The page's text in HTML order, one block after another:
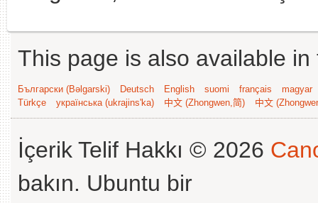
This page is also available
Български (Bəlgarski) Deutsch English suomi français
magyar
Türkçe
українська (ukrajins'ka) 中文 (Zhongwen,简) 中文
İçerik Telif Hakkı © 2026
bakın. Ubuntu bir